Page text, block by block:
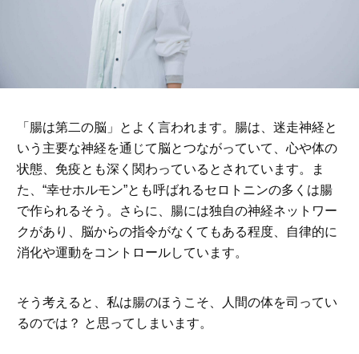
「腸は第二の脳」とよく言われます。腸は、迷走神経と
いう主要な神経を通じて脳とつながっていて、心や体の
状態、免疫とも深く関わっているとされています。ま
た、“幸せホルモン”とも呼ばれるセロトニンの多くは腸
で作られるそう。さらに、腸には独自の神経ネットワー
クがあり、脳からの指令がなくてもある程度、自律的に
消化や運動をコントロールしています。
そう考えると、私は腸のほうこそ、人間の体を司ってい
るのでは？ と思ってしまいます。